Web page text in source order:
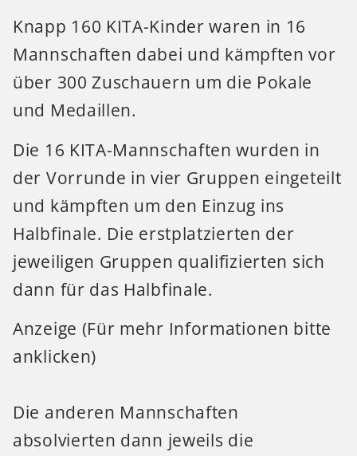
Knapp 160 KITA-Kinder waren in 16
Mannschaften dabei und kämpften vor
über 300 Zuschauern um die Pokale
und Medaillen.
Die 16 KITA-Mannschaften wurden in
der Vorrunde in vier Gruppen eingeteilt
und kämpften um den Einzug ins
Halbfinale. Die erstplatzierten der
jeweiligen Gruppen qualifizierten sich
dann für das Halbfinale.
Anzeige (Für mehr Informationen bitte
anklicken)
Die anderen Mannschaften
absolvierten dann jeweils die